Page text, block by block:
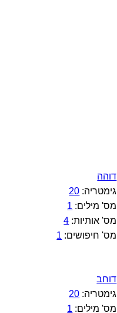
דוהה
גימטריה: 20
מס' מילים: 1
מס' אותיות: 4
מס' חיפושים: 1
דוחב
גימטריה: 20
מס' מילים: 1